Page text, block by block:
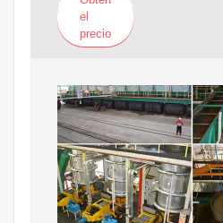
el
precio